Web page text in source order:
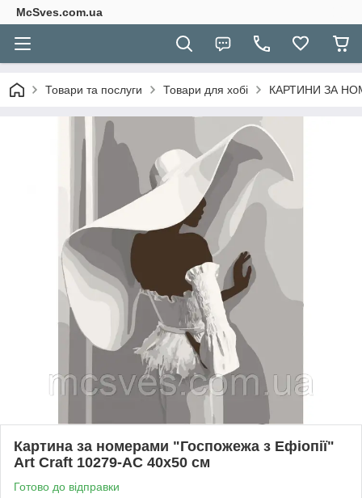
McSves.com.ua
Товари та послуги Товари для хобі КАРТИНИ ЗА
Картина за номерами "Госпожежа з Ефіопії"
Art Craft 10279-AC 40х50 см
Готово до відправки